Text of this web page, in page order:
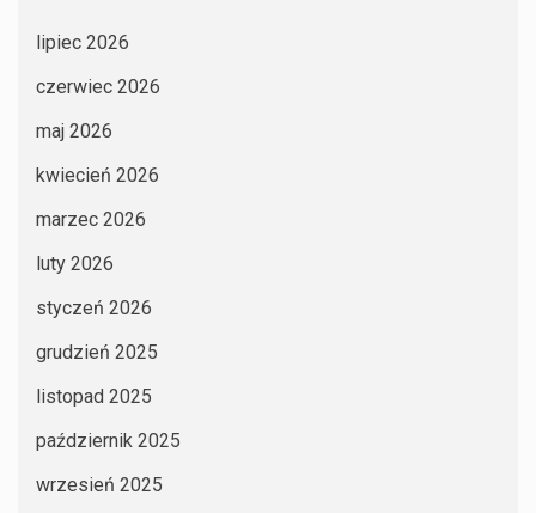
lipiec 2026
czerwiec 2026
maj 2026
kwiecień 2026
marzec 2026
luty 2026
styczeń 2026
grudzień 2025
listopad 2025
październik 2025
wrzesień 2025